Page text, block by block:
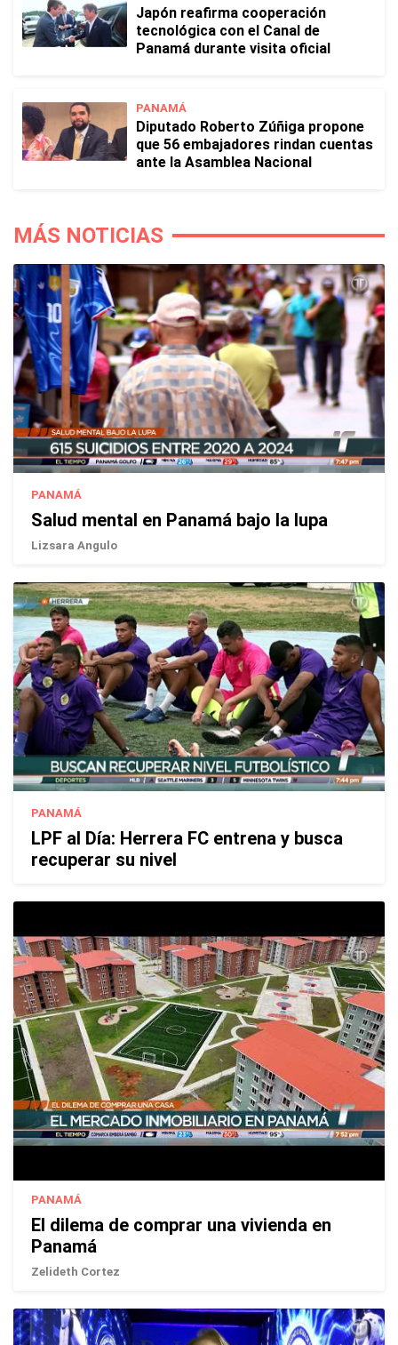
Japón reafirma cooperación
tecnológica con el Canal de
Panamá durante visita oficial
PANAMÁ
Diputado Roberto Zúñiga propone
que 56 embajadores rindan cuentas
ante la Asamblea Nacional
MÁS NOTICIAS
PANAMÁ
Salud mental en Panamá bajo la lupa
Lizsara Angulo
PANAMÁ
LPF al Día: Herrera FC entrena y busca
recuperar su nivel
PANAMÁ
El dilema de comprar una vivienda en
Panamá
Zelideth Cortez